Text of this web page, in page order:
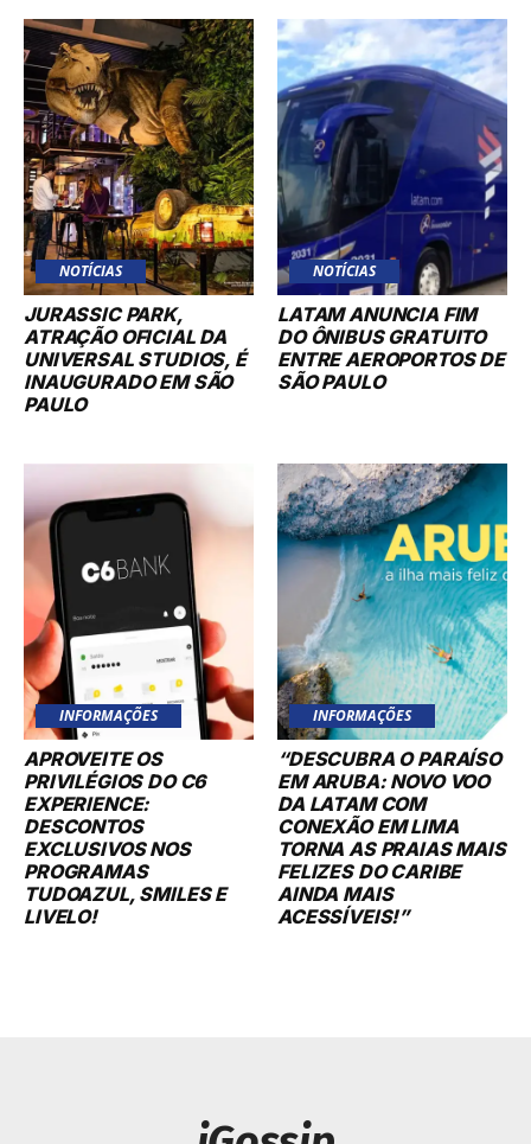
NOTÍCIAS
JURASSIC PARK,
ATRAÇÃO OFICIAL DA
UNIVERSAL STUDIOS, É
INAUGURADO EM SÃO
PAULO
NOTÍCIAS
LATAM ANUNCIA FIM
DO ÔNIBUS GRATUITO
ENTRE AEROPORTOS DE
SÃO PAULO
INFORMAÇÕES
APROVEITE OS
PRIVILÉGIOS DO C6
EXPERIENCE:
DESCONTOS
EXCLUSIVOS NOS
PROGRAMAS
TUDOAZUL, SMILES E
LIVELO!
INFORMAÇÕES
“DESCUBRA O PARAÍSO
EM ARUBA: NOVO VOO
DA LATAM COM
CONEXÃO EM LIMA
TORNA AS PRAIAS MAIS
FELIZES DO CARIBE
AINDA MAIS
ACESSÍVEIS!”